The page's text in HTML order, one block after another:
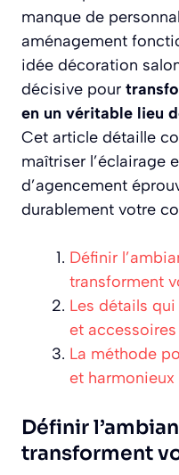
manque de
aménagement
idée décoration
décisive pour
en un véritable lieu
Cet article détaille
maîtriser l’éclairage
d’agencement
durablement votre
Définir
transforment
Les détails
et accessoires
La méthode
et harmonieux
Définir
transforment